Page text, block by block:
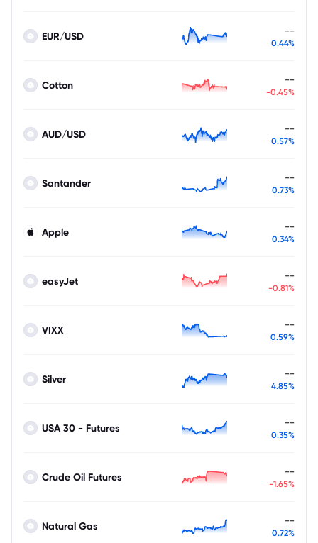
EUR/USD --
0.44%
Cotton --
-0.45%
AUD/USD --
0.57%
Santander --
0.73%
Apple --
0.34%
easyJet --
-0.81%
VIXX --
0.59%
Silver --
4.85%
USA 30 - Futures --
0.35%
Crude Oil Futures --
-1.65%
Natural Gas --
0.72%